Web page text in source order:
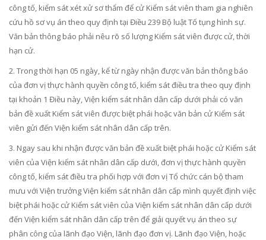
công tố, kiểm sát xét xử sơ thẩm để cử Kiểm sát viên tham gia nghiên
cứu hồ sơ vụ án theo quy định tại Điều 239 Bộ luật Tố tụng hình sự.
Văn bản thông báo phải nêu rõ số lượng Kiểm sát viên được cử, thời
hạn cử.
2. Trong thời hạn 05 ngày, kể từ ngày nhận được văn bản thông báo
của đơn vị thực hành quyền công tố, kiểm sát điều tra theo quy định
tại khoản 1 Điều này, Viện kiểm sát nhân dân cấp dưới phải có văn
bản đề xuất Kiểm sát viên được biệt phái hoặc văn bản cử Kiểm sát
viên gửi đến Viện kiểm sát nhân dân cấp trên.
3. Ngay sau khi nhận được văn bản đề xuất biệt phái hoặc cử Kiểm sát
viên của Viện kiểm sát nhân dân cấp dưới, đơn vịthực hành quyền
công tố, kiểm sát điều tra phối hợp với đơn vị Tổ chức cán bộ tham
mưu với Viện trưởng Viện kiểm sát nhân dân cấp mình quyết định việc
biệt phái hoặc cử Kiểm sát viên của Viện kiểm sát nhân dân cấp dưới
đến Viện kiểm sát nhân dân cấp trên để giải quyết vụ án theo sự
phân công của lãnh đạo Viện, lãnh đạo đơn vị. Lãnh đạo Viện, hoặc